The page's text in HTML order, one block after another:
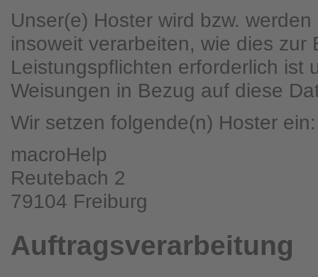
Unser(e) Hoster wird bzw.
insoweit verarbeiten, wie dies zur
Leistungspflichten erforderlich ist
Weisungen in Bezug auf diese
Wir setzen folgende(n) Hoster ein:
macroHelp
Reutebach 2
79104 Freiburg
Auftragsverarbeitung